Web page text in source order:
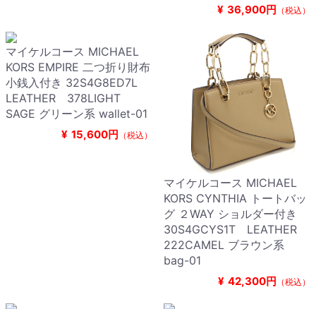
¥ 36,900円 （税込）
マイケルコース MICHAEL
KORS EMPIRE 二つ折り財布
小銭入付き 32S4G8ED7L
LEATHER 378LIGHT
SAGE グリーン系 wallet-01
¥ 15,600円 （税込）
マイケルコース MICHAEL
KORS CYNTHIA トートバッ
グ ２WAY ショルダー付き
30S4GCYS1T LEATHER
222CAMEL ブラウン系
bag-01
¥ 42,300円 （税込）